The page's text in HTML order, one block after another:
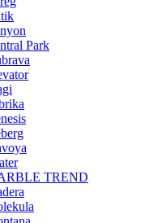
Park
TREND